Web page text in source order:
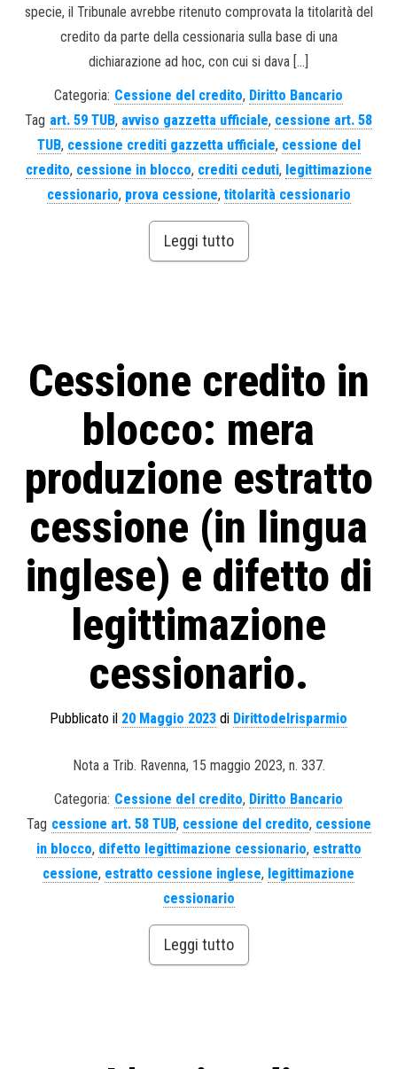
specie, il Tribunale avrebbe ritenuto comprovata la titolarità del
credito da parte della cessionaria sulla base di una
dichiarazione ad hoc, con cui si dava […]
Categoria: Cessione del credito, Diritto Bancario
Tag art. 59 TUB, avviso gazzetta ufficiale, cessione art. 58
TUB, cessione crediti gazzetta ufficiale, cessione del
credito, cessione in blocco, crediti ceduti, legittimazione
cessionario, prova cessione, titolarità cessionario
Leggi tutto
Cessione credito in
blocco: mera
produzione estratto
cessione (in lingua
inglese) e difetto di
legittimazione
cessionario.
Pubblicato il 20 Maggio 2023 di Dirittodelrisparmio
Nota a Trib. Ravenna, 15 maggio 2023, n. 337.
Categoria: Cessione del credito, Diritto Bancario
Tag cessione art. 58 TUB, cessione del credito, cessione
in blocco, difetto legittimazione cessionario, estratto
cessione, estratto cessione inglese, legittimazione
cessionario
Leggi tutto